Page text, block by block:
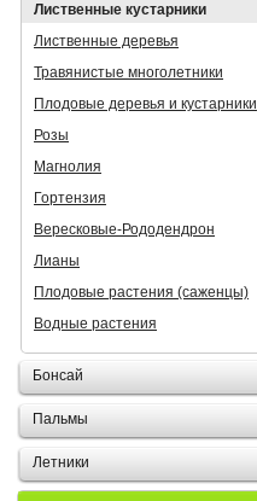
Лиственные кустарники
Лиственные деревья
Травянистые многолетники
Плодовые деревья и кустарники
Розы
Магнолия
Гортензия
Вересковые-Рододендрон
Лианы
Плодовые растения (саженцы)
Водные растения
Бонсай
Пальмы
Летники